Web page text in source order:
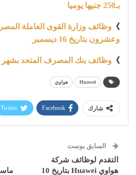
بـ250 جنيها يوميا
》 وظائف وزارة القوى العاملة
وعشرون بتاريخ 16 ديسمبر
》 وظائف بنك المصرف المتحد بشهر
Huawei هواوي
شارك Facebook
Twitter
السابق بوست
التقدم لوظائف شركة
هواوي Huawei بتاريخ 10